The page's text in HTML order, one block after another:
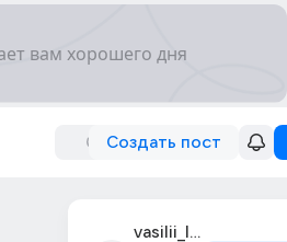
Создать пост
vasilii_lipkin_1